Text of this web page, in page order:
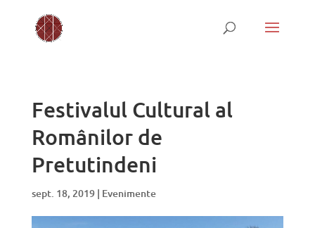
Festivalul Cultural al
Românilor de
Pretutindeni
sept. 18, 2019| Evenimente